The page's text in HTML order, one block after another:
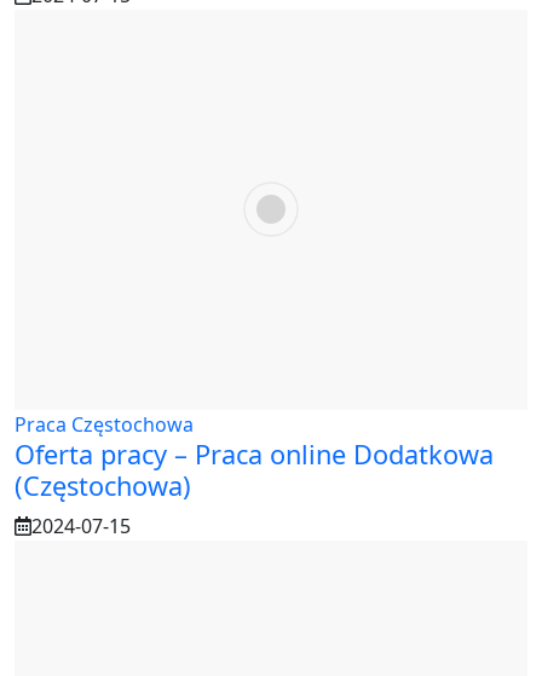
Praca Częstochowa
Oferta pracy – Praca online Dodatkowa
(Częstochowa)
2024-07-15